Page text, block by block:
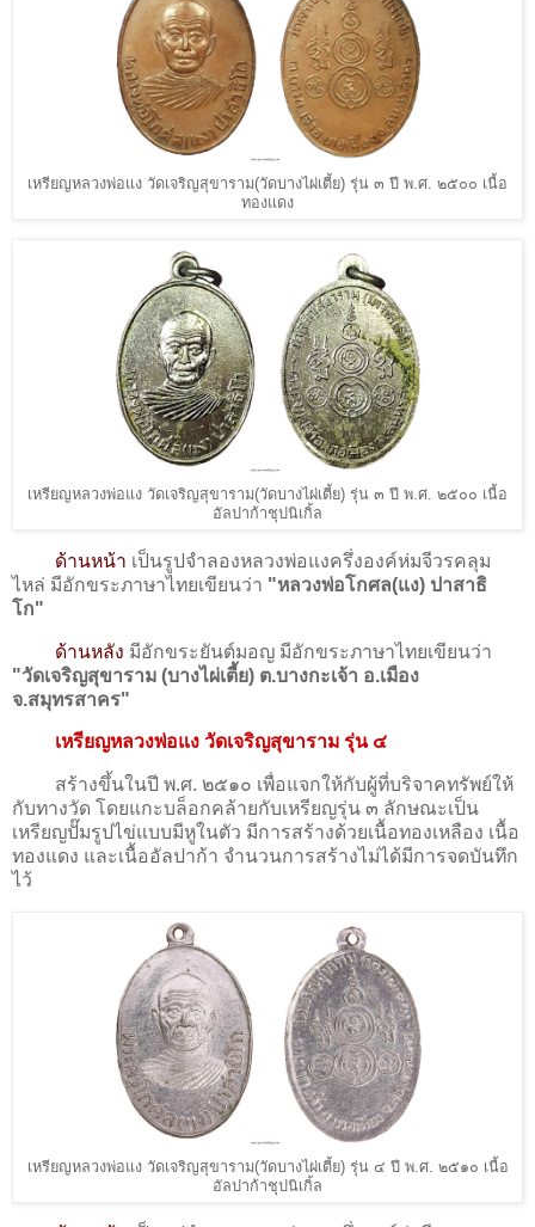
เหรียญหลวงพ่อแง วัดเจริญสุขาราม(วัดบางไผ่เตี้ย) รุ่น ๓ ปี พ.ศ. ๒๕๐๐ เนื้อ
ทองแดง
เหรียญหลวงพ่อแง วัดเจริญสุขาราม(วัดบางไผ่เตี้ย) รุ่น ๓ ปี พ.ศ. ๒๕๐๐ เนื้อ
อัลปาก้าชุปนิเกิ้ล
ด้านหน้า เป็นรูปจำลองหลวงพ่อแงครึ่งองค์ห่มจีวรคลุม
ไหล่ มีอักขระภาษาไทยเขียนว่า "หลวงพ่อโกศล(แง) ปาสาธิ
โก"
ด้านหลัง มีอักขระยันต์มอญ มีอักขระภาษาไทยเขียนว่า
"วัดเจริญสุขาราม (บางไผ่เตี้ย)​ ต.บางกะเจ้า อ.เมือง
จ.สมุทรสาคร"
เหรียญหลวงพ่อแง วัดเจริญสุขาราม รุ่น ๔
สร้างขึ้นในปี พ.ศ. ๒๕๑๐ เพื่อแจกให้กับผู้ที่บริจาคทรัพย์ให้
กับทางวัด โดยแกะบล็อกคล้ายกับเหรียญรุ่น ๓ ลักษณะเป็น
เหรียญปั๊มรูปไข่แบบมีหูในตัว มีการสร้างด้วยเนื้อทองเหลือง เนื้อ
ทองแดง และเนื้ออัลปาก้า จำนวนการสร้างไม่ได้มีการจดบันทึก
ไว้
เหรียญหลวงพ่อแง วัดเจริญสุขาราม(วัดบางไผ่เตี้ย) รุ่น ๔ ปี พ.ศ. ๒๕๑๐ เนื้อ
อัลปาก้าชุปนิเกิ้ล